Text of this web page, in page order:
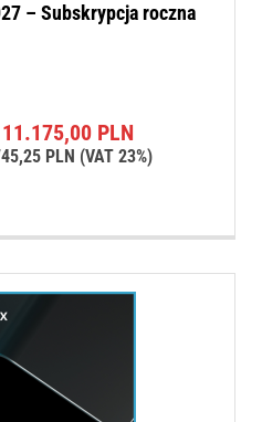
– Subskrypcja roczna
11.175,00 PLN
PLN (VAT 23%)